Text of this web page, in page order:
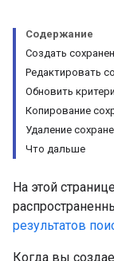
Содержание
Создать
Редактировать
Обновить
Копирование
Удаление
Что дальше
На этой
результатов
Когда вы